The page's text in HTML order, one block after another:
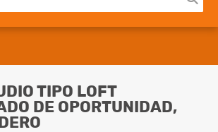
TIPO LOFT
DE OPORTUNIDAD,